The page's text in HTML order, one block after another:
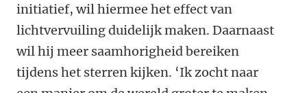
initiatief, wil hiermee het effect van
lichtvervuiling duidelijk maken. Daarnaast
wil hij meer saamhorigheid bereiken
tijdens het sterren kijken. ‘Ik zocht naar